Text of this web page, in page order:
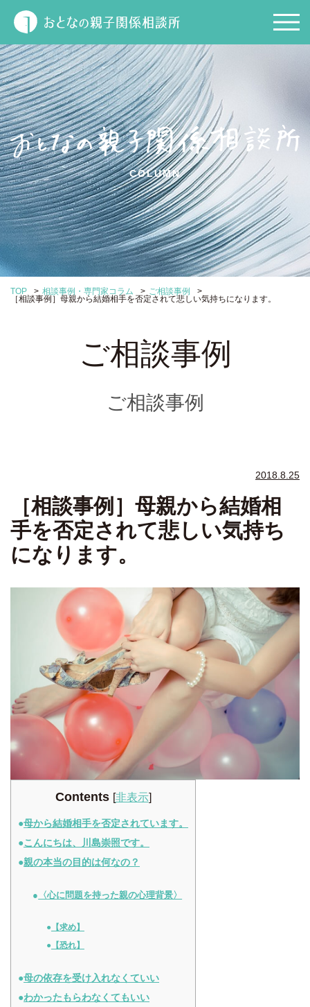
COLUMN
TOP > 相談事例・専門家コラム > ご相談事例
>
［相談事例］母親から結婚相手を否定されて悲しい気持ちになります。
ご相談事例
ご相談事例
2018.8.25
［相談事例］母親から結婚相
手を否定されて悲しい気持ち
になります。
Contents [非表示]
母から結婚相手を否定されています。
こんにちは、川島崇照です。
親の本当の目的は何なの？
〈心に問題を持った親の心理背景〉
【求め】
【恐れ】
母の依存を受け入れなくていい
わかったもらわなくてもいい